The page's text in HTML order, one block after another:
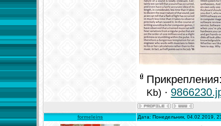
Kb) ·
formeleins Дата: Понедельник, 04.02.2019,